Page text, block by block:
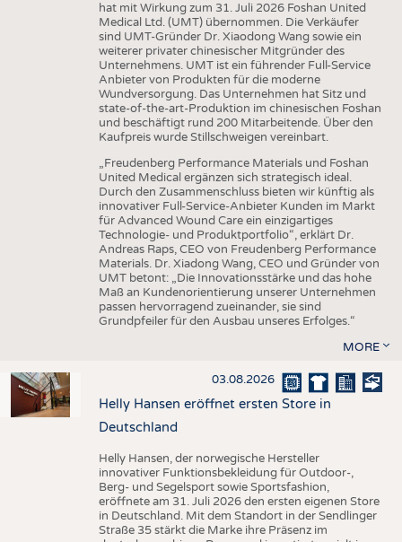
hat mit Wirkung zum 31. Juli 2026 Foshan United
Medical Ltd. (UMT) übernommen. Die Verkäufer
sind UMT-Gründer Dr. Xiaodong Wang sowie ein
weiterer privater chinesischer Mitgründer des
Unternehmens. UMT ist ein führender Full-Service
Anbieter von Produkten für die moderne
Wundversorgung. Das Unternehmen hat Sitz und
state-of-the-art-Produktion im chinesischen Foshan
und beschäftigt rund 200 Mitarbeitende. Über den
Kaufpreis wurde Stillschweigen vereinbart.
„Freudenberg Performance Materials und Foshan
United Medical ergänzen sich strategisch ideal.
Durch den Zusammenschluss bieten wir künftig als
innovativer Full-Service-Anbieter Kunden im Markt
für Advanced Wound Care ein einzigartiges
Technologie- und Produktportfolio“, erklärt Dr.
Andreas Raps, CEO von Freudenberg Performance
Materials. Dr. Xiadong Wang, CEO und Gründer von
UMT betont: „Die Innovationsstärke und das hohe
Maß an Kundenorientierung unserer Unternehmen
passen hervorragend zueinander, sie sind
Grundpfeiler für den Ausbau unseres Erfolges.“
MORE
03.08.2026
Helly Hansen eröffnet ersten Store in
Deutschland
Helly Hansen, der norwegische Hersteller
innovativer Funktionsbekleidung für Outdoor-,
Berg- und Segelsport sowie Sportsfashion,
eröffnete am 31. Juli 2026 den ersten eigenen Store
in Deutschland. Mit dem Standort in der Sendlinger
Straße 35 stärkt die Marke ihre Präsenz im